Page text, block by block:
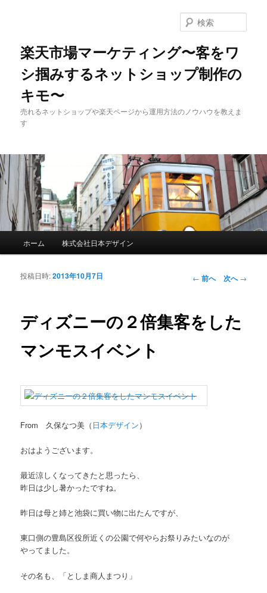
楽天市場マーケティング〜客をワ
シ掴みするネットショップ制作の
キモ〜
売れるネットショップや楽天ページから運用方法のノウハウを教えま
す
索
メインコンテンツへ移動
サブコンテンツへ移動
ホーム 株式会社日本デザイン
投稿ナビゲーシ
← 前へ 次へ→
ディズニーの２倍集客をした
マンモスイベント
投稿日時:2013年10月7日
From 久保なつ美（ 日本デザイン）
おはようございます。
最近涼しくなってきたと思ったら、
昨日は少し暑かったですね。
昨日は母と姉と池袋に買い物に出たんですが、
東口側の豊島区役所近くの公園で何やらお祭りみたいなのが
やってました。
その名も、「としま商人まつり」